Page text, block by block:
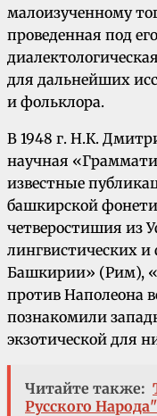
малоизученному
проведенная под
для дальнейших
и фольклора.
В 1948 г. Н.К.
научная
известные
башкирской
четверостишия из
лингвистических
Башкирии» (Рим),
против Наполеона
познакомили
экзотической для
Читайте также:
Русского Народа"